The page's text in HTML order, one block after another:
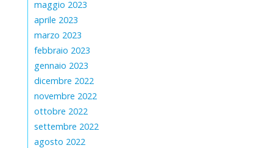
maggio 2023
aprile 2023
marzo 2023
febbraio 2023
gennaio 2023
dicembre 2022
novembre 2022
ottobre 2022
settembre 2022
agosto 2022